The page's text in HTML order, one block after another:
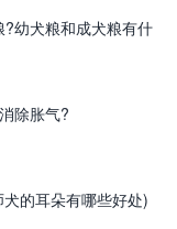
幼犬粮和成犬粮有什
除胀气?
的耳朵有哪些好处)